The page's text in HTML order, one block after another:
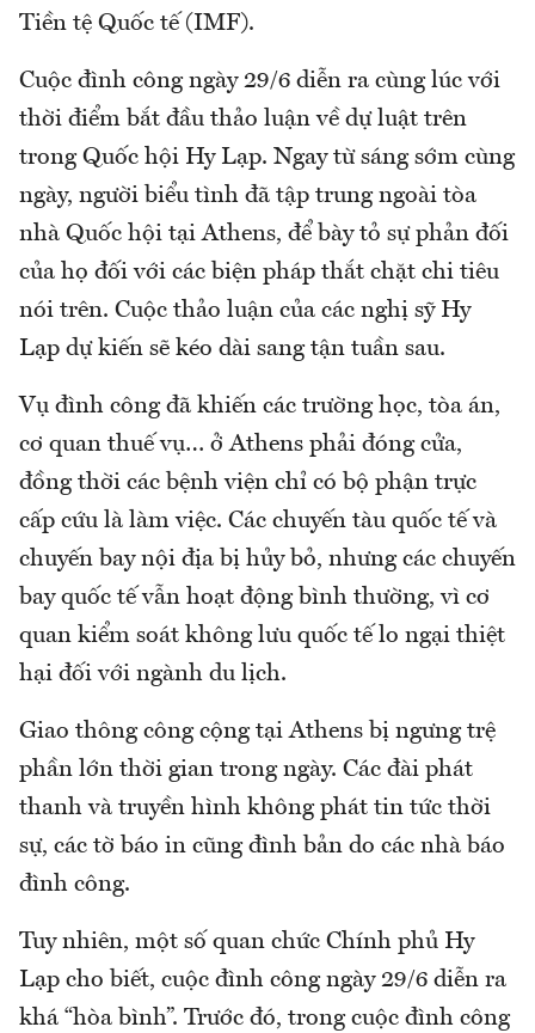
Tiền tệ Quốc tế (IMF).
Cuộc đình công ngày 29/6 diễn ra cùng lúc với
thời điểm bắt đầu thảo luận về dự luật trên
trong Quốc hội Hy Lạp. Ngay từ sáng sớm cùng
ngày, người biểu tình đã tập trung ngoài tòa
nhà Quốc hội tại Athens, để bày tỏ sự phản đối
của họ đối với các biện pháp thắt chặt chi tiêu
nói trên. Cuộc thảo luận của các nghị sỹ Hy
Lạp dự kiến sẽ kéo dài sang tận tuần sau.
Vụ đình công đã khiến các trường học, tòa án,
cơ quan thuế vụ… ở Athens phải đóng cửa,
đồng thời các bệnh viện chỉ có bộ phận trực
cấp cứu là làm việc. Các chuyến tàu quốc tế và
chuyến bay nội địa bị hủy bỏ, nhưng các chuyến
bay quốc tế vẫn hoạt động bình thường, vì cơ
quan kiểm soát không lưu quốc tế lo ngại thiệt
hại đối với ngành du lịch.
Giao thông công cộng tại Athens bị ngưng trệ
phần lớn thời gian trong ngày. Các đài phát
thanh và truyền hình không phát tin tức thời
sự, các tờ báo in cũng đình bản do các nhà báo
đình công.
Tuy nhiên, một số quan chức Chính phủ Hy
Lạp cho biết, cuộc đình công ngày 29/6 diễn ra
khá “hòa bình”. Trước đó, trong cuộc đình công